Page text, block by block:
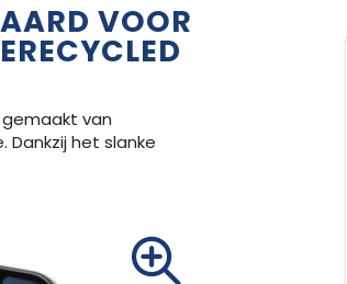
VOOR
van
het slanke